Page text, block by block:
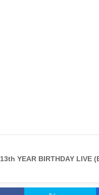
13th YEAR BIRTHDAY LIVE